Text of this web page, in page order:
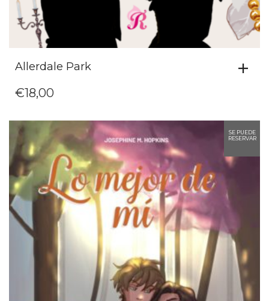
Allerdale Park
€18,00
SE PUEDE
RESERVAR